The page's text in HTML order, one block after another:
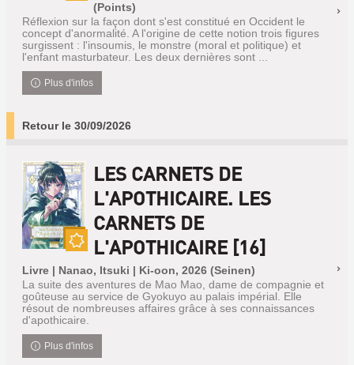
(Points)
Réflexion sur la façon dont s'est constitué en Occident le
concept d'anormalité. A l'origine de cette notion trois figures
surgissent : l'insoumis, le monstre (moral et politique) et
l'enfant masturbateur. Les deux dernières sont ...
Plus d'infos
Retour le 30/09/2026
LES CARNETS DE
L'APOTHICAIRE. LES
CARNETS DE
L'APOTHICAIRE [16]
Livre | Nanao, Itsuki | Ki-oon, 2026 (Seinen)
La suite des aventures de Mao Mao, dame de compagnie et
goûteuse au service de Gyokuyo au palais impérial. Elle
résout de nombreuses affaires grâce à ses connaissances
d'apothicaire.
Plus d'infos